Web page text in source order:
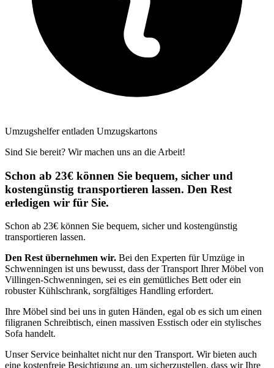
Umzugshelfer entladen Umzugskartons
Sind Sie bereit? Wir machen uns an die Arbeit!
Schon ab 23€ können Sie bequem, sicher und
kostengünstig transportieren lassen. Den Rest
erledigen wir für Sie.
Schon ab 23€ können Sie bequem, sicher und kostengünstig
transportieren lassen.
Den Rest übernehmen wir. Bei den Experten für Umzüge in
Schwenningen ist uns bewusst, dass der Transport Ihrer Möbel von
Villingen-Schwenningen, sei es ein gemütliches Bett oder ein
robuster Kühlschrank, sorgfältiges Handling erfordert.
Ihre Möbel sind bei uns in guten Händen, egal ob es sich um einen
filigranen Schreibtisch, einen massiven Esstisch oder ein stylisches
Sofa handelt.
Unser Service beinhaltet nicht nur den Transport. Wir bieten auch
eine kostenfreie Besichtigung an, um sicherzustellen, dass wir Ihre